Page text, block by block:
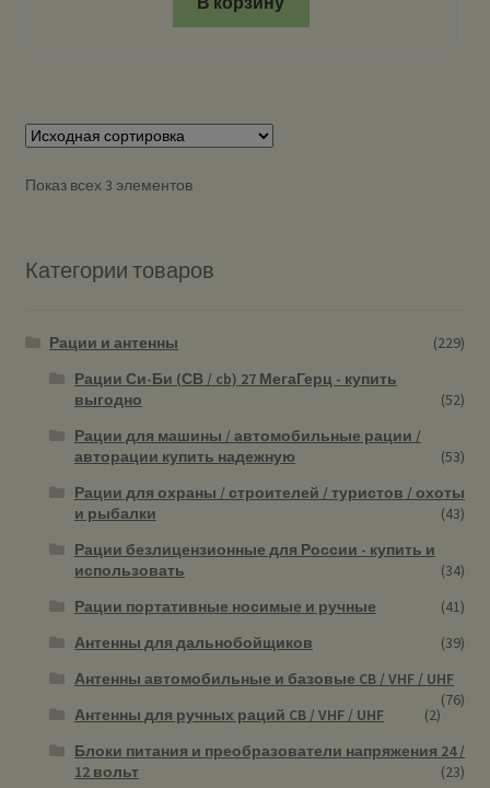
Показ всех 3 элементов
Категории товаров
Рации и антенны
(229)
Рации Си-Би (СВ / cb) 27 МегаГерц - купить
выгодно
(52)
Рации для машины / автомобильные рации /
авторации купить надежную
(53)
Рации для охраны / строителей / туристов / охоты
и рыбалки
(43)
Рации безлицензионные для России - купить и
использовать
(34)
Рации портативные носимые и ручные
(41)
Антенны для дальнобойщиков
(39)
Антенны автомобильные и базовые CB / VHF / UHF
(76)
Антенны для ручных раций CB / VHF / UHF
(2)
Блоки питания и преобразователи напряжения 24 /
12 вольт
(23)